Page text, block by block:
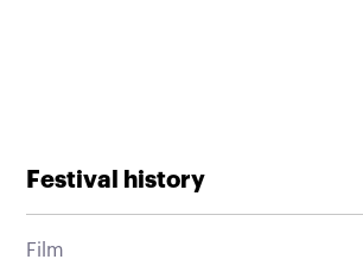
Festival history
Film